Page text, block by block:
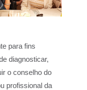
para fins
diagnosticar,
o conselho do
profissional da